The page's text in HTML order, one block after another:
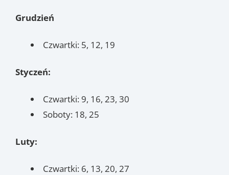
Grudzień
Czwartki: 5, 12, 19
Styczeń:
Czwartki: 9, 16, 23, 30
Soboty: 18, 25
Luty:
Czwartki: 6, 13, 20, 27